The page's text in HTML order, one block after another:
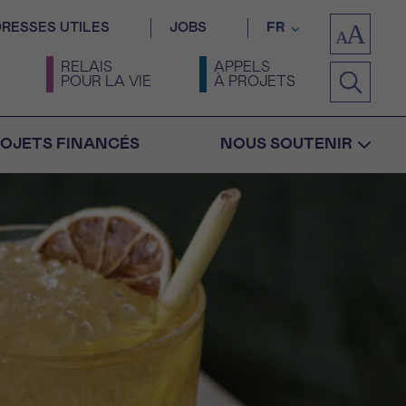
UTILES JOBS FR
RELAIS
POUR LA VIE
APPELS
À PROJETS
FINANCÉS NOUS SOUTENIR